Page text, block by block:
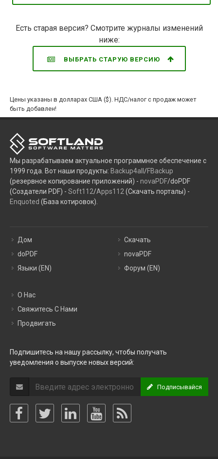
Есть старая версия? Смотрите журналы изменений
ниже:
ВЫБРАТЬ СТАРУЮ ВЕРСИЮ
Цены указаны в долларах США ($). НДС/налог с продаж может
быть добавлен!
Мы разрабатываем актуальное программное обеспечение с
1999 года. Вот наши продукты: Backup4all /FBackup
(резервное копирование приложений) - novaPDF/doPDF
(Создатели PDF) - Soft112/Apps112 (Скачать порталы) -
Enquoted (База котировок).
Дом
doPDF
Языки (EN)
Скачать
novaPDF
Форум (EN)
О Нас
Свяжитесь С Нами
Продвигать
Подпишитесь на нашу рассылку, чтобы получать
уведомления о выпуске новых версий:
Подписывайся